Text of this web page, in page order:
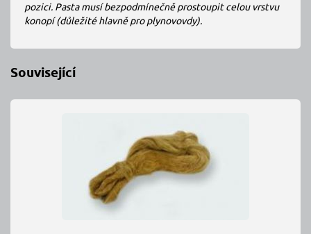
pozici. Pasta musí bezpodmínečně prostoupit celou vrstvu
konopí (důležité hlavně pro plynovovdy).
Související